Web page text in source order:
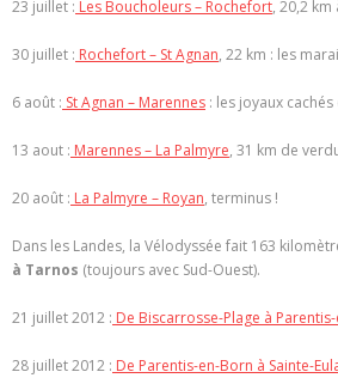
23 juillet : Les Boucholeurs – Rochefort, 20,2
30 juillet : Rochefort – St Agnan, 22 km : les
6 août : St Agnan – Marennes : les joyaux
13 aout : Marennes – La Palmyre, 31 km de
20 août : La Palmyre – Royan, terminus !
Dans les Landes, la Vélodyssée fait 163
à Tarnos (toujours avec Sud-Ouest).
21 juillet 2012 : De Biscarrosse-Plage à
28 juillet 2012 : De Parentis-en-Born à Sainte-